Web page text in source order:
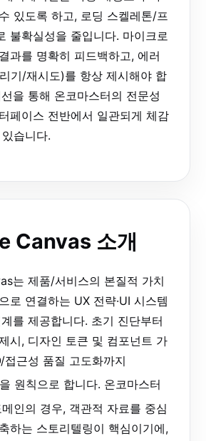
있도록 하고, 로딩 스켈레톤/프
불확실성을 줄입니다. 마이크로
과를 명확히 피드백하고, 에러
기/재시도)를 항상 제시해야 합
을 통해 온코마스터의 전문성
페이스 전반에서 일관되게 체감
습니다.
Canvas 소개
는 제품/서비스의 본질적 가치
로 연결하는 UX 전략·UI 시스템
를 제공합니다. 초기 진단부터
시, 디자인 토큰 및 컴포넌트 가
접근성 품질 고도화까지
을 원칙으로 합니다. 온코마스터
인의 경우, 객관적 자료를 중심
하는 스토리텔링이 핵심이기에,